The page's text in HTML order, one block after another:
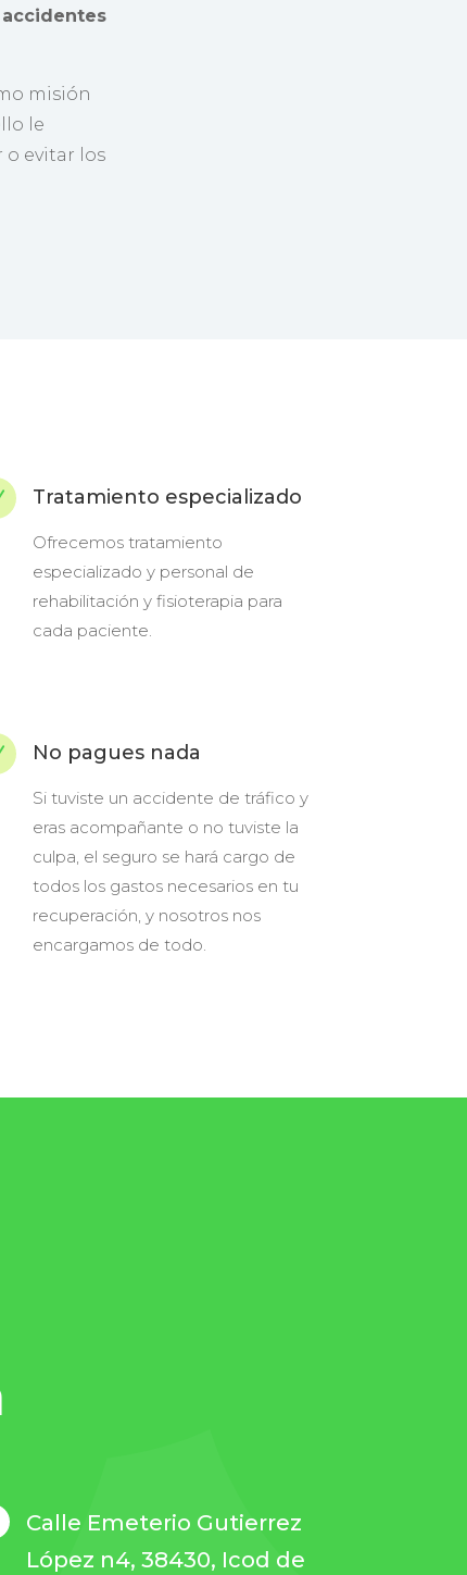
misión
le
o evitar los
Tratamiento especializado
Ofrecemos tratamiento
especializado y personal de
rehabilitación y fisioterapia para
cada paciente.
No pagues nada
Si tuviste un accidente de tráfico y
eras acompañante o no tuviste la
culpa, el seguro se hará cargo de
todos los gastos necesarios en tu
recuperación, y nosotros nos
encargamos de todo.
Calle Emeterio Gutierrez
López n4, 38430, Icod de